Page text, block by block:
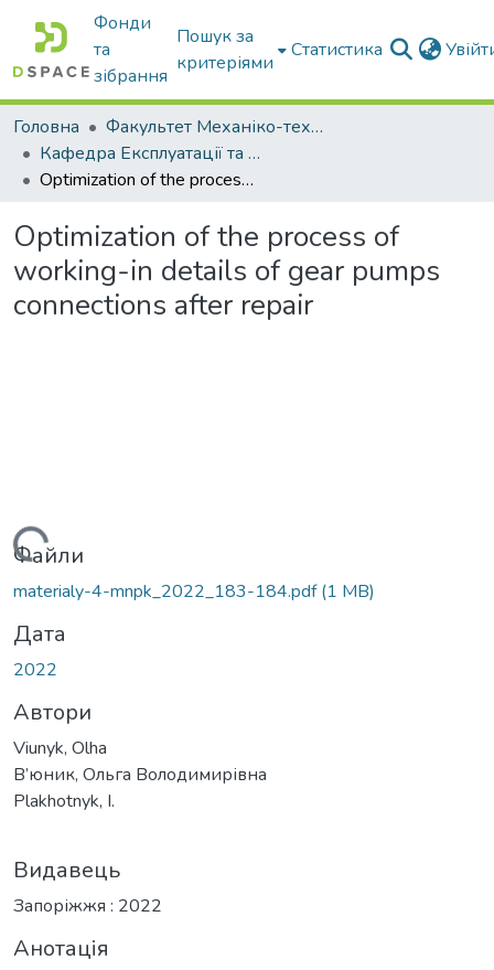
Фонди
та
зібрання
Пошук за
критеріями
Статистика
Головна
Факультет Механіко-технологічний
Кафедра Експлуатації та технічного сервісу машин
Optimization of the process of working-in details of gear pumps connections after repair
Optimization of the process of
working-in details of gear pumps
connections after repair
Файли
materialy-4-mnpk_2022_183-184.pdf(1 MB)
Дата
2022
Автори
Viunyk, Olha
В’юник, Ольга Володимирівна
Plakhotnyk, I.
Видавець
Запоріжжя : 2022
Анотація